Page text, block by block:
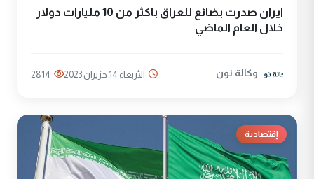
ايران صدرت بضائع للعراق باكثر من 10 مليارات دولار
خلال العام الماضي
وكالة نون الأربعاء 14 حزيران 2023 2814
إقتصادية